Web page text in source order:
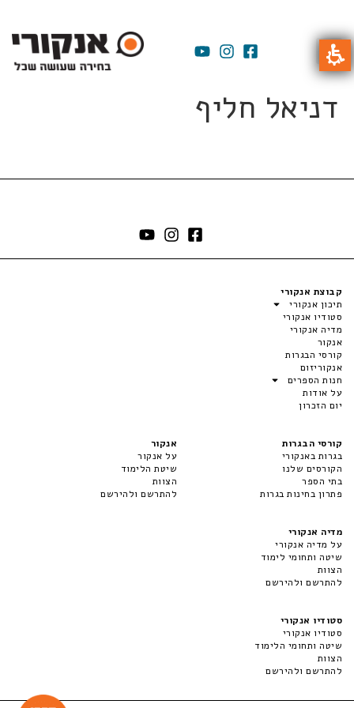
דניאל חליף
קבוצת אנקורי
תיכון אנקורי
סטודיו אנקורי
מדיה אנקורי
אנקור
קורסי הבגרות
אנקוריזום
חנות הספרים
על אודות
יום הזכרון
קורסי הבגרות
בגרות באנקורי
הקורסים שלנו
בתי הספר
פתרון בחינות בגרות
אנקור
על אנקור
שיטת הלימוד
הצוות
להתרשם ולהירשם
מדיה אנקורי
על מדיה אנקורי
שיטה ותחומי לימוד
הצוות
להתרשם ולהירשם
סטודיו אנקורי
סטודיו אנקורי
שיטה ותחומי הלימוד
הצוות
להתרשם ולהירשם